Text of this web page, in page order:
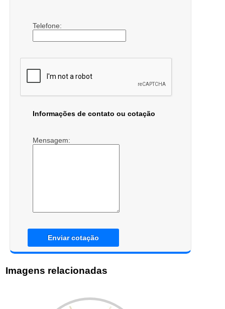
Telefone:
Informações de contato ou cotação
Mensagem:
Enviar cotação
Imagens relacionadas